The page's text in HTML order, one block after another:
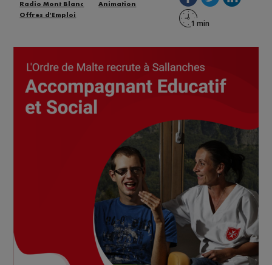
Radio Mont Blanc
Animation
Offres d'Emploi